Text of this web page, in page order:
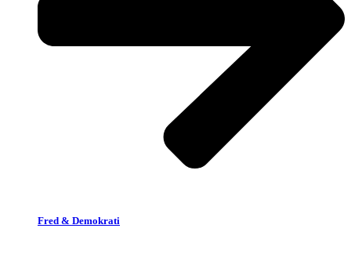
Fred & Demokrati